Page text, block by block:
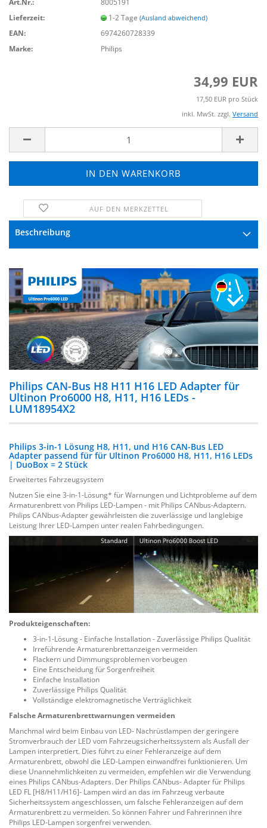
Lieferzeit:
1-2 Tage(Ausland abweichend)
EAN:
6974260728339
Marke:
Philips
34,99 EUR
17,50 EUR pro Stück
inkl. MwSt. zzgl. Versand
AUF DEN MERKZETTEL
Beschreibung
Philips CAN-Bus H8 H11 H16 LED Adapter für
Ultinon Pro6000 H8, H11, H16 LEDs -
LUM18954X2
Philips 3-in-1 Lösung H8, H11, und H16 CAN-​Bus LED
Adapter passend für für Ultinon Pro6000 H8, H11, H16 LEDs
| DuoBox = 2 Stück
Erweitertes Fahrzeugsystem
Nutzen Sie eine 3-in-1-Lösung* für Warnungen und Lichtprobleme auf dem
Armaturenbrett von Philips LED-Lampen - mit Philips CANbus-Adaptern.
Philips CANbus-Adapter gewährleisten die zuverlässige und langlebige
Leistung Ihrer LED-Lampen unter realen Fahrbedingungen.
Produkteigenschaften:
3-in-1-Lösung - Einfache Installation - Zuverlässige Philips Qualität
Irreführende Armaturenbrettanzeigen vermeiden
Flackern und Dimmungsproblemen vorbeugen
Eine Entscheidung für Sorgenfreiheit
Einfache Installation
Zuverlässige Philips Qualität
Vollständige elektromagnetische Verträglichkeit
Falsche Armaturenbrettwarnungen vermeiden
Manchmal wird beim Einbau von LED- Nachrüstlampen der geringere
Stromverbrauch der LED vom Fahrzeugsicherheitssystem als Ausfall der
Lampen interpretiert. Dies führt zu einer Fehleranzeige auf dem
Armaturenbrett, obwohl die LED-Lampen einwandfrei funktionieren. Um
diese Unannehmlichkeiten zu vermeiden, empfehlen wir die Verwendung
eines Philips CANbus-Adapters. Der Philips CANbus- Adapter für Philips
LED FL [H8/H11/H16]- Lampen wird an das im Fahrzeug verbaute
Sicherheitssystem angeschlossen, um falsche Fehleranzeigen auf dem
Armaturenbrett zu vermeiden. So können Fahrer und Fahrerinnen ihre
Philips LED-Lampen sorgenfrei verwenden.